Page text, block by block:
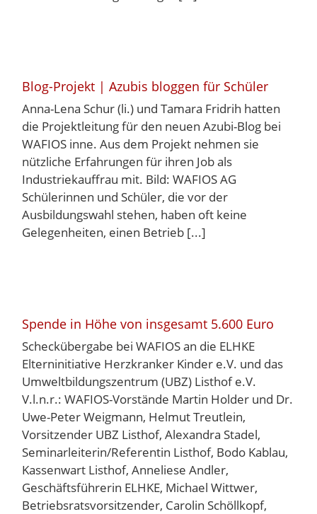
Blog-Projekt | Azubis bloggen für Schüler
Anna-Lena Schur (li.) und Tamara Fridrih hatten
die Projektleitung für den neuen Azubi-Blog bei
WAFIOS inne. Aus dem Projekt nehmen sie
nützliche Erfahrungen für ihren Job als
Industriekauffrau mit. Bild: WAFIOS AG
Schülerinnen und Schüler, die vor der
Ausbildungswahl stehen, haben oft keine
Gelegenheiten, einen Betrieb [...]
Spende in Höhe von insgesamt 5.600 Euro
Scheckübergabe bei WAFIOS an die ELHKE
Elterninitiative Herzkranker Kinder e.V. und das
Umweltbildungszentrum (UBZ) Listhof e.V.
V.l.n.r.: WAFIOS-Vorstände Martin Holder und Dr.
Uwe-Peter Weigmann, Helmut Treutlein,
Vorsitzender UBZ Listhof, Alexandra Stadel,
Seminarleiterin/Referentin Listhof, Bodo Kablau,
Kassenwart Listhof, Anneliese Andler,
Geschäftsführerin ELHKE, Michael Wittwer,
Betriebsratsvorsitzender, Carolin Schöllkopf,